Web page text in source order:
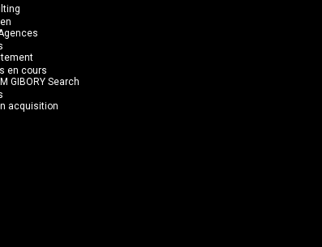
en cours
GIBORY Search
acquisition